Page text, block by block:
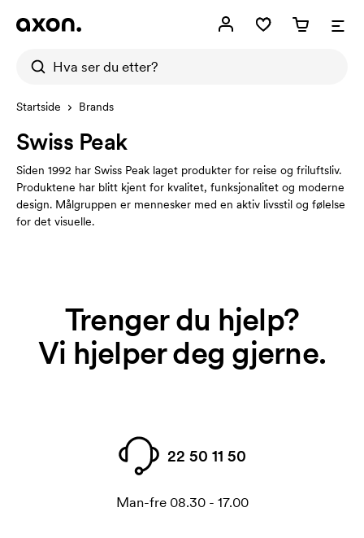
Startside Brands
Swiss Peak
Siden 1992 har Swiss Peak laget produkter for reise og friluftsliv.
Produktene har blitt kjent for kvalitet, funksjonalitet og moderne
design. Målgruppen er mennesker med en aktiv livsstil og følelse
for det visuelle.
Trenger du hjelp?
Vi hjelper deg gjerne.
22 50 11 50
Man-fre 08.30 - 17.00